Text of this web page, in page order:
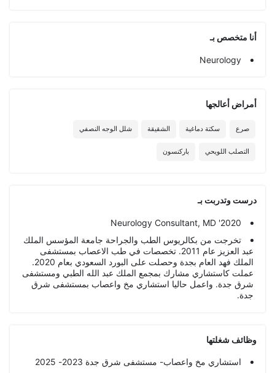
أنا متخصص بـ
Neurology
أمراض أعالجها
صرع سكتة دماغية الشقيقة شلل الوجه النصفي
التصلب اللويحي باركنسون
درست وتدربت بـ
Neurology Consultant, MD '2020
تخرجت من بكالريوس الطب والجراحة جامعة المؤسس الملك
عبد العزيز عام 2011. تخصصات في طب الاعصاب بمستشفى
الملك فهد العام بجدة وحصلت على البورد السعودي بعام 2020.
عملت كاستشاري مشارك بمجمع الملك عبد الله الطبي ومستشفى
شرق جدة. واعمل حاليا استشاري مخ واعصاب بمستشفى شرق
جدة.
وظائف شغلتها
استشاري مخ واعصاب- مستشفى شرق جدة 2023- 2025